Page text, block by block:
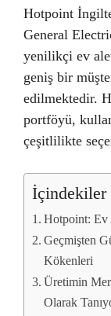
Hotpoint
General
yenilikçi ev
geniş bir
edilmektedir.
portföyü,
çeşitlilikte
İçindekiler
Hotpoint: Ev
Geçmişten
Kökenleri
Üretimin
Olarak